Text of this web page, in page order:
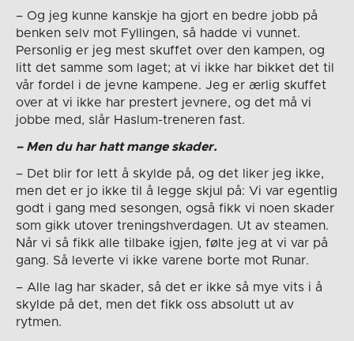
– Og jeg kunne kanskje ha gjort en bedre jobb på
benken selv mot Fyllingen, så hadde vi vunnet.
Personlig er jeg mest skuffet over den kampen, og
litt det samme som laget; at vi ikke har bikket det til
vår fordel i de jevne kampene. Jeg er ærlig skuffet
over at vi ikke har prestert jevnere, og det må vi
jobbe med, slår Haslum-treneren fast.
– Men du har hatt mange skader.
– Det blir for lett å skylde på, og det liker jeg ikke,
men det er jo ikke til å legge skjul på: Vi var egentlig
godt i gang med sesongen, også fikk vi noen skader
som gikk utover treningshverdagen. Ut av steamen.
Når vi så fikk alle tilbake igjen, følte jeg at vi var på
gang. Så leverte vi ikke varene borte mot Runar.
– Alle lag har skader, så det er ikke så mye vits i å
skylde på det, men det fikk oss absolutt ut av
rytmen.